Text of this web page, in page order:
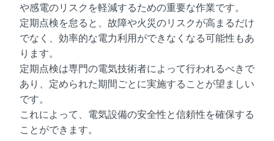
や感電のリスクを軽減するための重要な作業です。
定期点検を怠ると、故障や火災のリスクが高まるだけ
でなく、効率的な電力利用ができなくなる可能性もあ
ります。
定期点検は専門の電気技術者によって行われるべきで
あり、定められた期間ごとに実施することが望ましい
です。
これによって、電気設備の安全性と信頼性を確保する
ことができます。